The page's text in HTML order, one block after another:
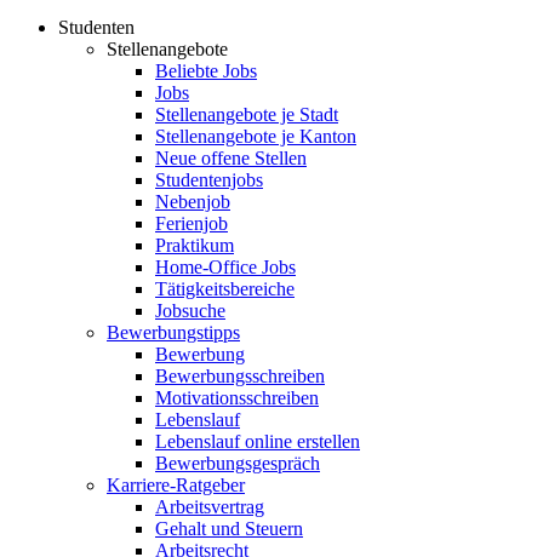
Studenten
Stellenangebote
Beliebte Jobs
Jobs
Stellenangebote je Stadt
Stellenangebote je Kanton
Neue offene Stellen
Studentenjobs
Nebenjob
Ferienjob
Praktikum
Home-Office Jobs
Tätigkeitsbereiche
Jobsuche
Bewerbungstipps
Bewerbung
Bewerbungsschreiben
Motivationsschreiben
Lebenslauf
Lebenslauf online erstellen
Bewerbungsgespräch
Karriere-Ratgeber
Arbeitsvertrag
Gehalt und Steuern
Arbeitsrecht